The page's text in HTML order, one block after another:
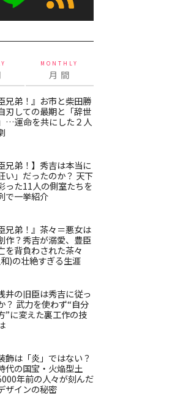
MONTHLY
月 間
兄弟！』お市と柴田勝
刃しての最期と「辞世
…運命を共にした２人
兄弟！】秀吉は本当に
い」だったのか？ 天下
った11人の側室たちを
で一挙紹介
兄弟！』茶々＝悪女は
作？秀吉が溺愛、豊臣
を背負わされた茶々
)の壮絶すぎる生涯
井の旧臣は秀吉に従っ
？ 武力を使わず“自分
”に変えた裏工作の技
飾は「炎」ではない？
代の国宝・火焔型土
年前の人々が刻んだ
ザインの秘密